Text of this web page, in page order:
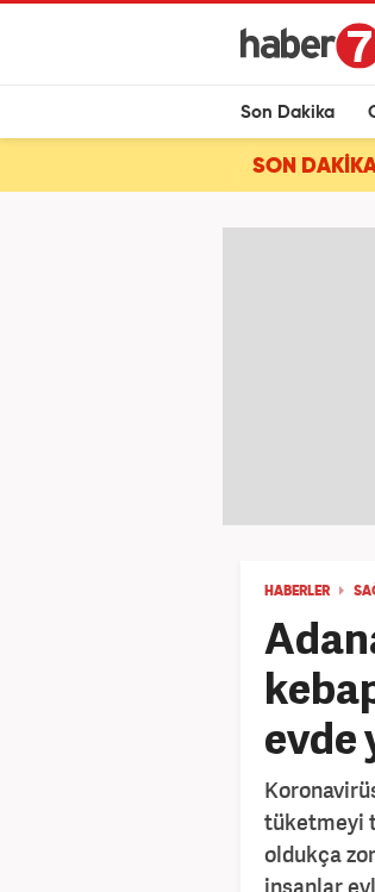
Son Dakika
SON
HABERLER
evde
tüketmeyi
oldukça
insanlar